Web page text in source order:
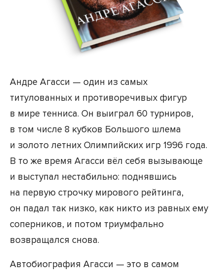
Андре Агасси — один из самых
титулованных и противоречивых фигур
в мире тенниса. Он выиграл 60 турниров,
в том числе 8 кубков Большого шлема
и золото летних Олимпийских игр 1996 года.
В то же время Агасси вёл себя вызывающе
и выступал нестабильно: поднявшись
на первую строчку мирового рейтинга,
он падал так низко, как никто из равных ему
соперников, и потом триумфально
возвращался снова.
Автобиография Агасси — это в самом